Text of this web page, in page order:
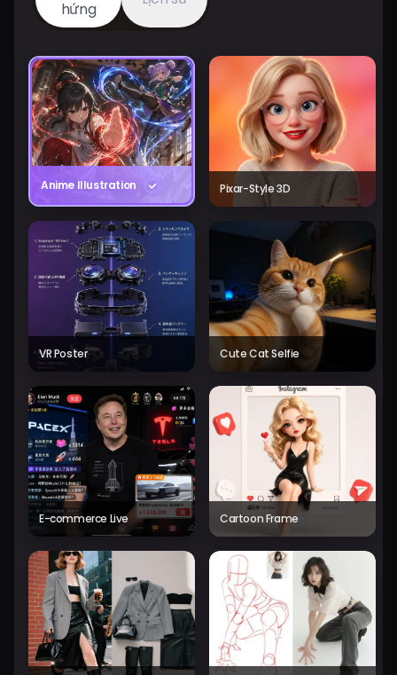
hứng
Anime Illustration Pixar-Style 3D
VR Poster Cute Cat Selfie
E-commerce Live Cartoon Frame